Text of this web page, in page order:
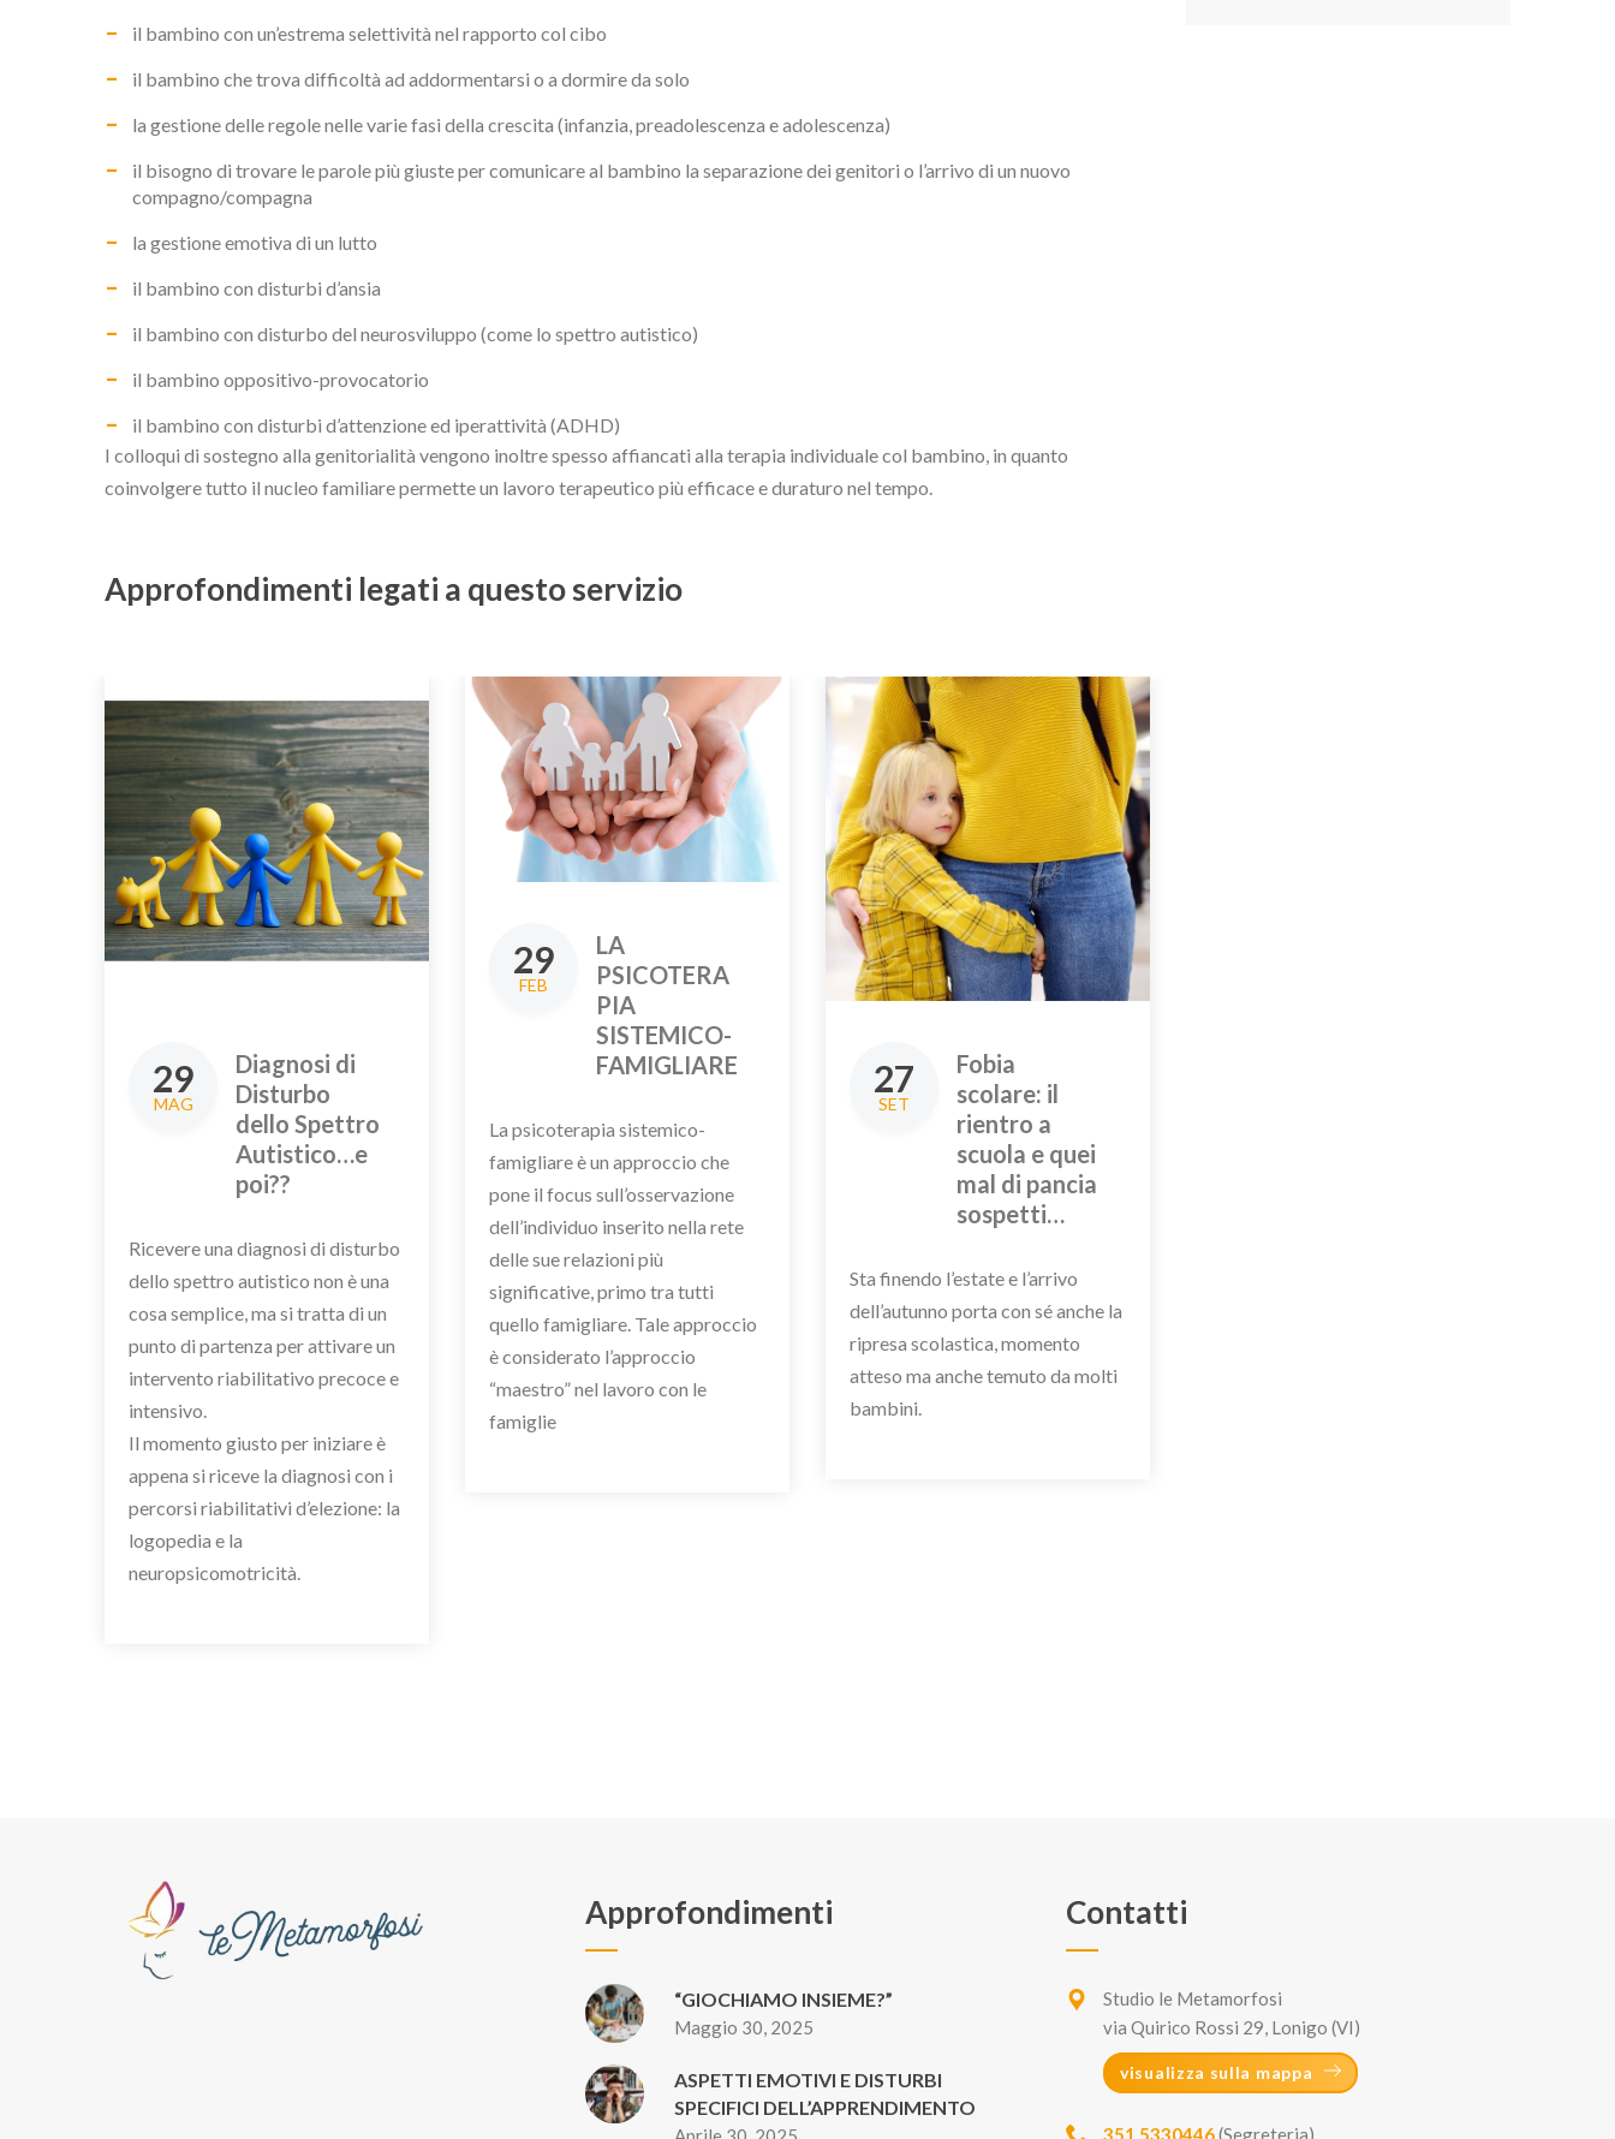
il bambino con un’estrema selettività nel rapporto col cibo
il bambino che trova difficoltà ad addormentarsi o a dormire da solo
la gestione delle regole nelle varie fasi della crescita (infanzia, preadolescenza e adolescenza)
il bisogno di trovare le parole più giuste per comunicare al bambino la separazione dei genitori o l’arrivo di un nuovo
compagno/compagna
la gestione emotiva di un lutto
il bambino con disturbi d’ansia
il bambino con disturbo del neurosviluppo (come lo spettro autistico)
il bambino oppositivo-provocatorio
il bambino con disturbi d’attenzione ed iperattività (ADHD)
I colloqui di sostegno alla genitorialità vengono inoltre spesso affiancati alla terapia individuale col bambino, in quanto
coinvolgere tutto il nucleo familiare permette un lavoro terapeutico più efficace e duraturo nel tempo.
Approfondimenti legati a questo servizio
29
MAG
Diagnosi di
Disturbo
dello Spettro
Autistico…e
poi??
Ricevere una diagnosi di disturbo
dello spettro autistico non è una
cosa semplice, ma si tratta di un
punto di partenza per attivare un
intervento riabilitativo precoce e
intensivo.
Il momento giusto per iniziare è
appena si riceve la diagnosi con i
percorsi riabilitativi d’elezione: la
logopedia e la
neuropsicomotricità.
29
FEB
LA
PSICOTERA
PIA
SISTEMICO-
FAMIGLIARE
La psicoterapia sistemico-
famigliare è un approccio che
pone il focus sull’osservazione
dell’individuo inserito nella rete
delle sue relazioni più
significative, primo tra tutti
quello famigliare. Tale approccio
è considerato l’approccio
“maestro” nel lavoro con le
famiglie
27
SET
Fobia
scolare: il
rientro a
scuola e quei
mal di pancia
sospetti…
Sta finendo l’estate e l’arrivo
dell’autunno porta con sé anche la
ripresa scolastica, momento
atteso ma anche temuto da molti
bambini.
Approfondimenti
“GIOCHIAMO INSIEME?”
Maggio 30, 2025
ASPETTI EMOTIVI E DISTURBI
SPECIFICI DELL’APPRENDIMENTO
Contatti
Studio le Metamorfosi
via Quirico Rossi 29, Lonigo (VI)
visualizza sulla mappa
351 5330446(Segreteria)